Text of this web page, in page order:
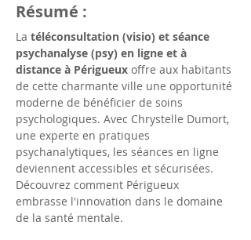
Résumé :
La téléconsultation (visio) et séance
psychanalyse (psy) en ligne et à
distance à Périgueux offre aux habitants
de cette charmante ville une opportunité
moderne de bénéficier de soins
psychologiques. Avec Chrystelle Dumort,
une experte en pratiques
psychanalytiques, les séances en ligne
deviennent accessibles et sécurisées.
Découvrez comment Périgueux
embrasse l'innovation dans le domaine
de la santé mentale.